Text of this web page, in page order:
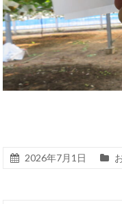
2026年7月1日